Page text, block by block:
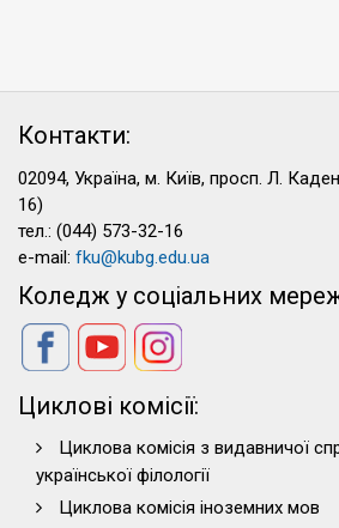
Контакти:
02094, Україна, м. Київ, просп. Л.
16)
тел.: (044) 573-32-16
e-mail: fku@kubg.edu.ua
Коледж у соціальних
Циклові комісії:
Циклова комісія з видавничої
української філології
Циклова комісія іноземних мов